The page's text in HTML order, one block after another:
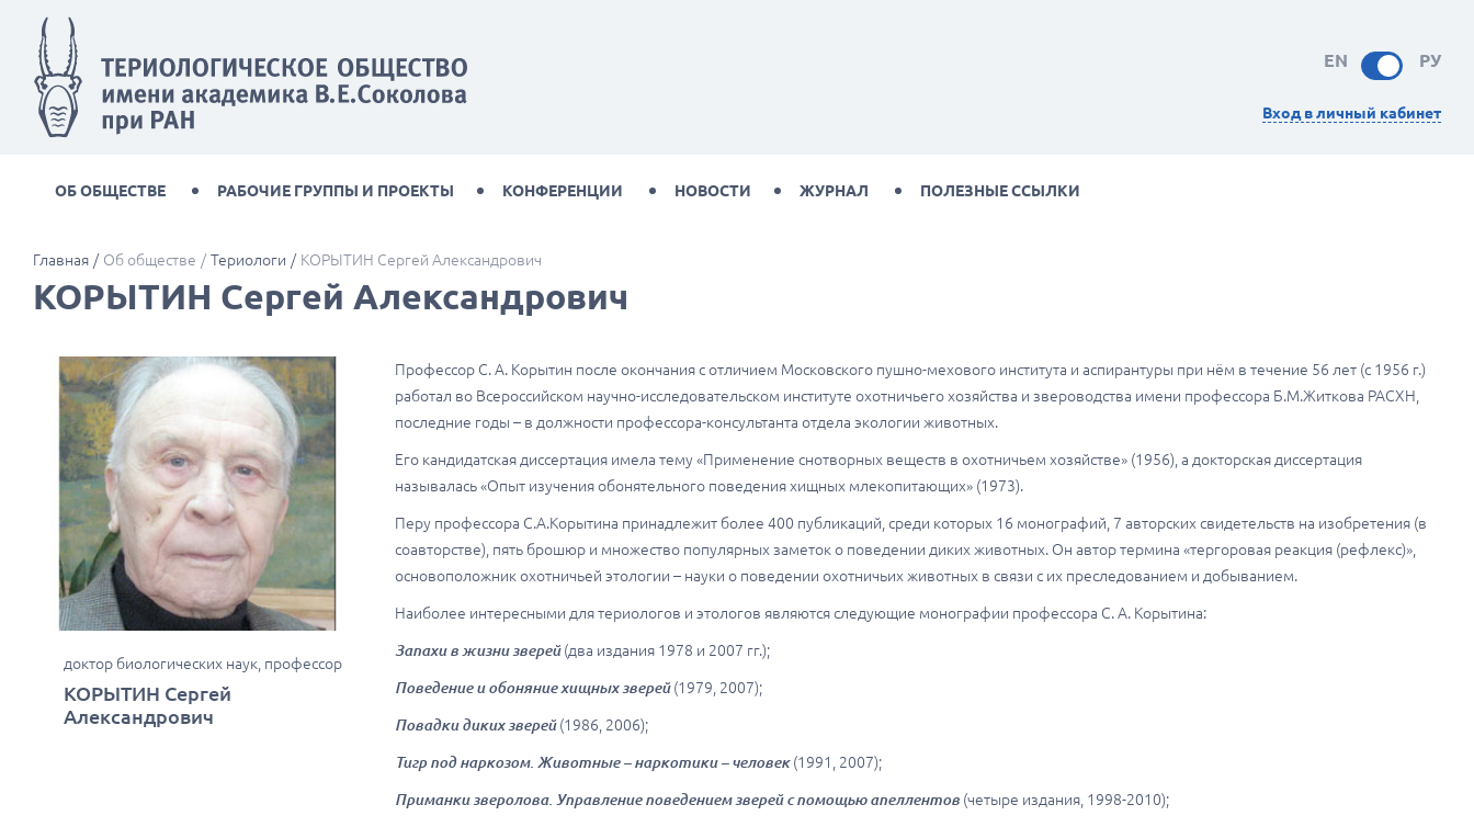
EN РУ
Вход в личный кабинет
ОБ ОБЩЕСТВЕ РАБОЧИЕ ГРУППЫ И ПРОЕКТЫ КОНФЕРЕНЦИИ НОВОСТИ ЖУРНАЛ ПОЛЕЗНЫЕ ССЫЛКИ
Главная Об обществе Териологи КОРЫТИН Сергей Александрович
КОРЫТИН Сергей Александрович
доктор биологических наук, профессор
КОРЫТИН Сергей
Александрович
Профессор С. А. Корытин после окончания с отличием Московского пушно-мехового института и аспирантуры при нём в течение 56 лет (с 1956 г.)
работал во Всероссийском научно-исследовательском институте охотничьего хозяйства и звероводства имени профессора Б.М.Житкова РАСХН,
последние годы – в должности профессора-консультанта отдела экологии животных.
Его кандидатская диссертация имела тему «Применение снотворных веществ в охотничьем хозяйстве» (1956), а докторская диссертация
называлась «Опыт изучения обонятельного поведения хищных млекопитающих» (1973).
Перу профессора С.А.Корытина принадлежит более 400 публикаций, среди которых 16 монографий, 7 авторских свидетельств на изобретения (в
соавторстве), пять брошюр и множество популярных заметок о поведении диких животных. Он автор термина «тергоровая реакция (рефлекс)»,
основоположник охотничьей этологии – науки о поведении охотничьих животных в связи с их преследованием и добыванием.
Наиболее интересными для териологов и этологов являются следующие монографии профессора С. А. Корытина:
Запахи в жизни зверей(два издания 1978 и 2007 гг.);
Поведение и обоняние хищных зверей (1979, 2007);
Повадки диких зверей(1986, 2006);
Тигр под наркозом. Животные – наркотики – человек(1991, 2007);
Приманки зверолова. Управление поведением зверей с помощью апеллентов (четыре издания, 1998-2010);